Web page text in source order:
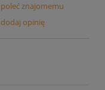
poleć znajomemu
dodaj opinię